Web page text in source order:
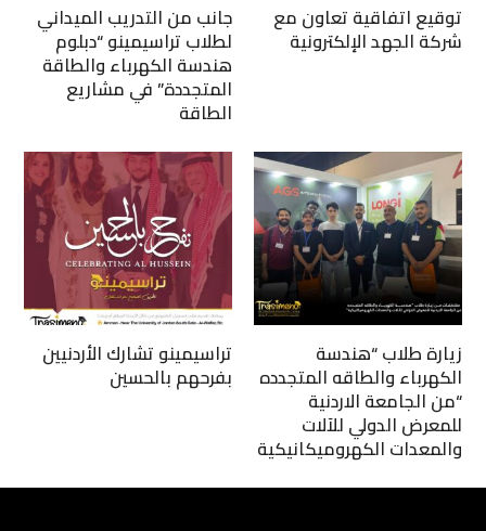
توقيع اتفاقية تعاون مع
شركة الجهد الإلكترونية
جانب من التدريب الميداني
لطلاب تراسيمينو “دبلوم
هندسة الكهرباء والطاقة
المتجددة” في مشاريع
الطاقة
زيارة طلاب “هندسة
الكهرباء والطاقه المتجدده
“من الجامعة الاردنية
للمعرض الدولي للآلات
والمعدات الكهروميكانيكية
تراسيمينو تشارك الأردنيين
بفرحهم بالحسين